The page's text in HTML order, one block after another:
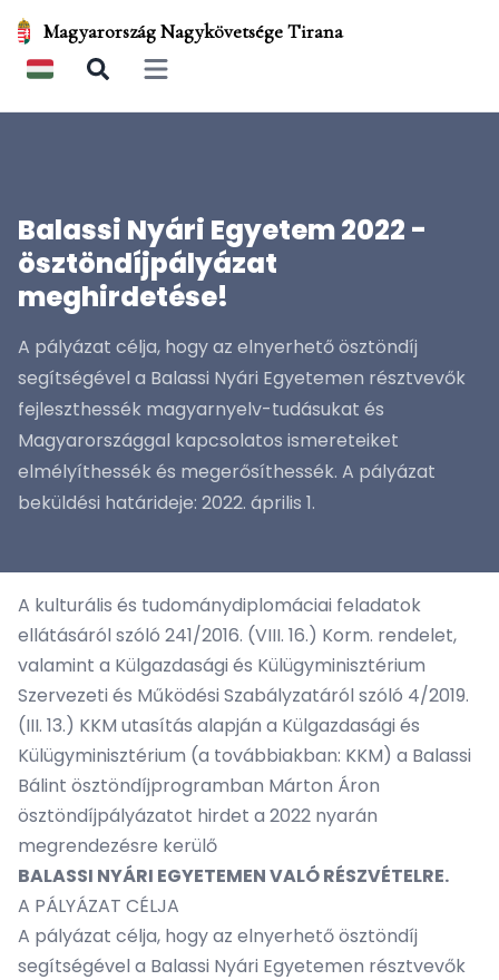
Magyarország Nagykövetsége Tirana
Open main menu
Balassi Nyári Egyetem 2022 -
ösztöndíjpályázat
meghirdetése!
A pályázat célja, hogy az elnyerhető ösztöndíj
segítségével a Balassi Nyári Egyetemen résztvevők
fejleszthessék magyarnyelv-tudásukat és
Magyarországgal kapcsolatos ismereteiket
elmélyíthessék és megerősíthessék. A pályázat
beküldési határideje: 2022. április 1.
A kulturális és tudománydiplomáciai feladatok
ellátásáról szóló 241/2016. (VIII. 16.) Korm. rendelet,
valamint a Külgazdasági és Külügyminisztérium
Szervezeti és Működési Szabályzatáról szóló 4/2019.
(III. 13.) KKM utasítás alapján a Külgazdasági és
Külügyminisztérium (a továbbiakban: KKM) a Balassi
Bálint ösztöndíjprogramban Márton Áron
ösztöndíjpályázatot hirdet a 2022 nyarán
megrendezésre kerülő
BALASSI NYÁRI EGYETEMEN VALÓ RÉSZVÉTELRE.
A PÁLYÁZAT CÉLJA
A pályázat célja, hogy az elnyerhető ösztöndíj
segítségével a Balassi Nyári Egyetemen résztvevők